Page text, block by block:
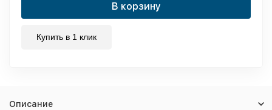
В корзину
Купить в 1 клик
Описание